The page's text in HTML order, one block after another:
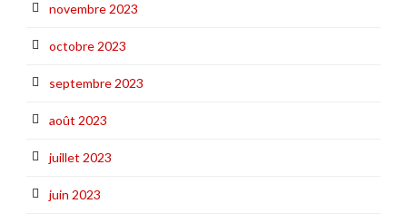
novembre 2023
octobre 2023
septembre 2023
août 2023
juillet 2023
juin 2023